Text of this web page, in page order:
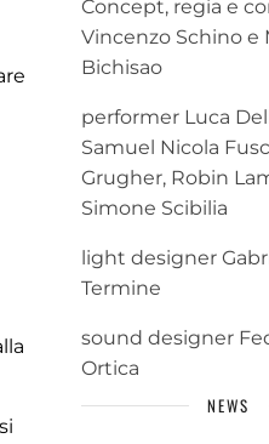
Concept, regia e
Vincenzo Schino e
Bichisao
performer Luca
Samuel Nicola
Grugher, Robin
Simone Scibilia
light designer
Termine
sound designer
Ortica
NEWS